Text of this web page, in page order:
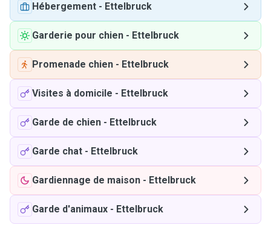
Hébergement - Ettelbruck
Garderie pour chien - Ettelbruck
Promenade chien - Ettelbruck
Visites à domicile - Ettelbruck
Garde de chien - Ettelbruck
Garde chat - Ettelbruck
Gardiennage de maison - Ettelbruck
Garde d'animaux - Ettelbruck